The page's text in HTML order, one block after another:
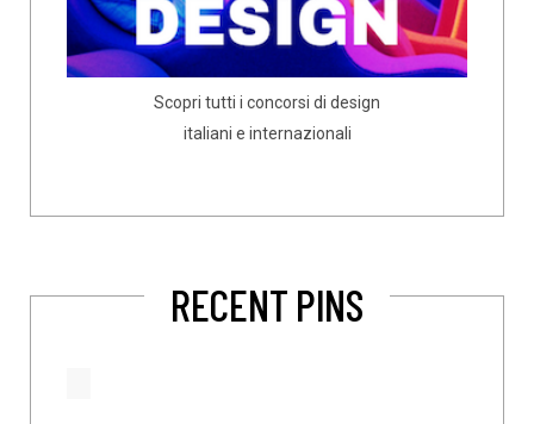
Scopri tutti i concorsi di design
italiani e internazionali
RECENT PINS